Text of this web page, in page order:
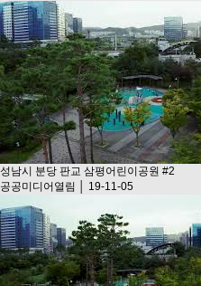
성남시 분당 판교 삼평어린이공원 #2
공공미디어열림 │ 19-11-05